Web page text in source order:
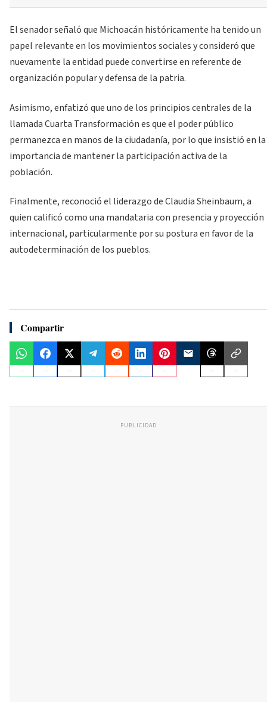
El senador señaló que Michoacán históricamente ha tenido un
papel relevante en los movimientos sociales y consideró que
nuevamente la entidad puede convertirse en referente de
organización popular y defensa de la patria.
Asimismo, enfatizó que uno de los principios centrales de la
llamada Cuarta Transformación es que el poder público
permanezca en manos de la ciudadanía, por lo que insistió en la
importancia de mantener la participación activa de la
población.
Finalmente, reconoció el liderazgo de Claudia Sheinbaum, a
quien calificó como una mandataria con presencia y proyección
internacional, particularmente por su postura en favor de la
autodeterminación de los pueblos.
Compartir
PUBLICIDAD